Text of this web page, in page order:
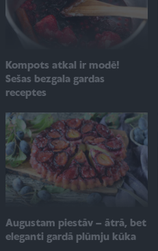
Kompots atkal ir modē!
Sešas bezgala gardas
receptes
Augustam piestāv – ātrā, bet
eleganti gardā plūmju kūka